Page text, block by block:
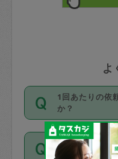
よ
1回あたりの依
か？
依頼1回につ
超えて依頼し
価格はどうや